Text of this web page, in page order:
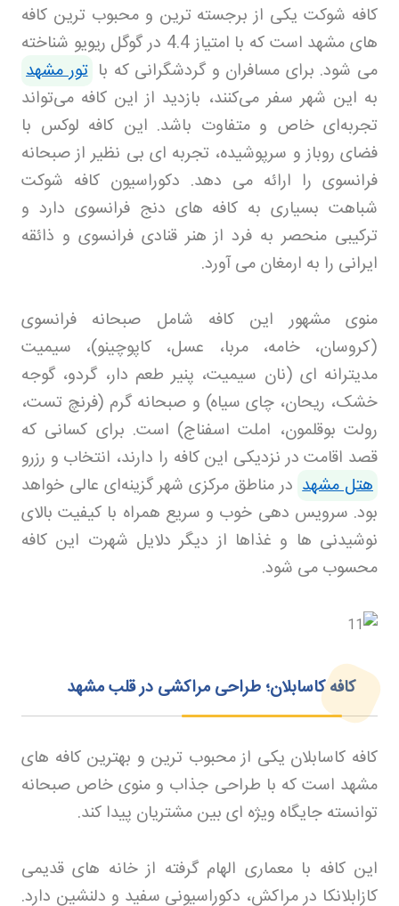
کافه شوکت یکی از برجسته ترین و محبوب ترین کافه
های مشهد است که با امتیاز 4.4 در گوگل ریویو شناخته
می شود. برای مسافران و گردشگرانی که با تور مشهد
به این شهر سفر می‌کنند، بازدید از این کافه می‌تواند
تجربه‌ای خاص و متفاوت باشد. این کافه لوکس با
فضای روباز و سرپوشیده، تجربه ای بی نظیر از صبحانه
فرانسوی را ارائه می دهد. دکوراسیون کافه شوکت
شباهت بسیاری به کافه های دنج فرانسوی دارد و
ترکیبی منحصر به فرد از هنر قنادی فرانسوی و ذائقه
ایرانی را به ارمغان می آورد.
منوی مشهور این کافه شامل صبحانه فرانسوی
(کروسان، خامه، مربا، عسل، کاپوچینو)، سیمیت
مدیترانه ای (نان سیمیت، پنیر طعم دار، گردو، گوجه
خشک، ریحان، چای سیاه) و صبحانه گرم (فرنچ تست،
رولت بوقلمون، املت اسفناج) است. برای کسانی که
قصد اقامت در نزدیکی این کافه را دارند، انتخاب و رزرو
هتل مشهد در مناطق مرکزی شهر گزینه‌ای عالی خواهد
بود. سرویس دهی خوب و سریع همراه با کیفیت بالای
نوشیدنی ها و غذاها از دیگر دلایل شهرت این کافه
محسوب می شود.
کافه کاسابلان؛ طراحی مراکشی در قلب مشهد
کافه کاسابلان یکی از محبوب ترین و بهترین کافه های
مشهد است که با طراحی جذاب و منوی خاص صبحانه
توانسته جایگاه ویژه ای بین مشتریان پیدا کند.
این کافه با معماری الهام گرفته از خانه های قدیمی
کازابلانکا در مراکش، دکوراسیونی سفید و دلنشین دارد.